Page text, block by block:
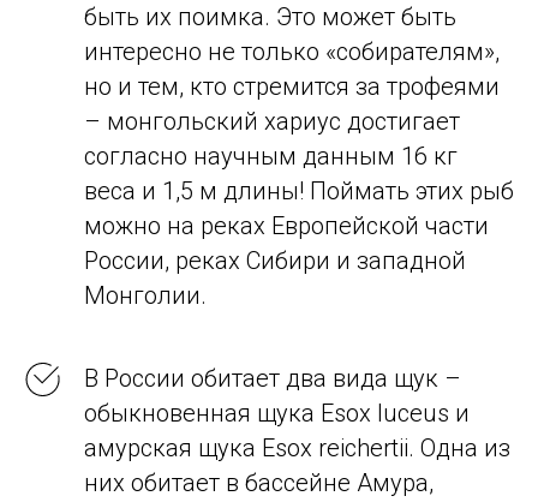
быть их поимка. Это может быть
интересно не только «собирателям»,
но и тем, кто стремится за трофеями
– монгольский хариус достигает
согласно научным данным 16 кг
веса и 1,5 м длины! Поймать этих рыб
можно на реках Европейской части
России, реках Сибири и западной
Монголии.
В России обитает два вида щук –
обыкновенная щука Esox luceus и
амурская щука Esox reichertii. Одна из
них обитает в бассейне Амура,